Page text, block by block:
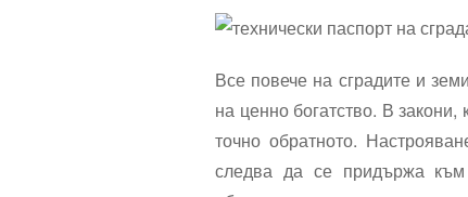
Все повече на сградите и
на ценно богатство. В закони,
точно обратното.
следва да се придържа към